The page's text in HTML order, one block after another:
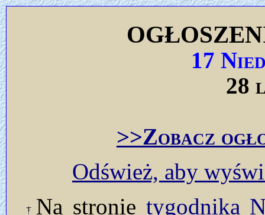
17
28
>>Zobacz
Odśwież, aby
Na stronie tygodnika